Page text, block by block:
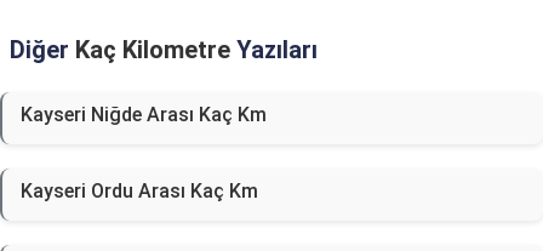
Diğer Kaç Kilometre Yazıları
Kayseri Niğde Arası Kaç Km
Kayseri Ordu Arası Kaç Km